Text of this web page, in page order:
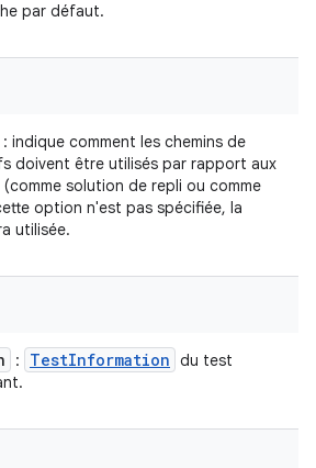
par défaut.
: indique comment les chemins de
doivent être utilisés par rapport aux
solution de repli ou comme
option n'est pas spécifiée, la
utilisée.
: TestInformation du test